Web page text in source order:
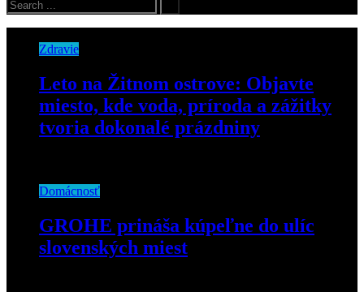
Zdravie
Leto na Žitnom ostrove: Objavte
miesto, kde voda, príroda a zážitky
tvoria dokonalé prázdniny
Domácnosť
GROHE prináša kúpeľne do ulíc
slovenských miest